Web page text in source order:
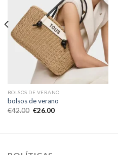
BOLSOS DE VERANO
bolsos de verano
€42.00 €26.00